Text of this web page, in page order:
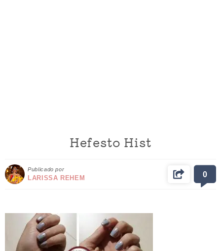
Hefesto Hist
Publicado por
LARISSA REHEM 0